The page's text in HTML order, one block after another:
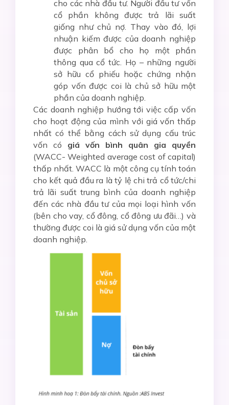
cho các nhà đầu tư. Người đầu tư vốn
cổ phần không được trả lãi suất
giống như chủ nợ. Thay vào đó, lợi
nhuận kiếm được của doanh nghiệp
được phân bổ cho họ một phần
thông qua cổ tức. Họ – những người
sở hữu cổ phiếu hoặc chứng nhận
góp vốn được coi là chủ sở hữu một
phần của doanh nghiệp.
Các doanh nghiệp hướng tới việc cấp vốn
cho hoạt động của mình với giá vốn thấp
nhất có thể bằng cách sử dụng cấu trúc
vốn có giá vốn bình quân gia quyền
(WACC- Weighted average cost of capital)
thấp nhất. WACC là một công cụ tính toán
cho kết quả đầu ra là tỷ lệ chi trả cổ tức/chi
trả lãi suất trung bình của doanh nghiệp
đến các nhà đầu tư của mọi loại hình vốn
(bên cho vay, cổ đông, cổ đông ưu đãi…) và
thường được coi là giá sử dụng vốn của một
doanh nghiệp.